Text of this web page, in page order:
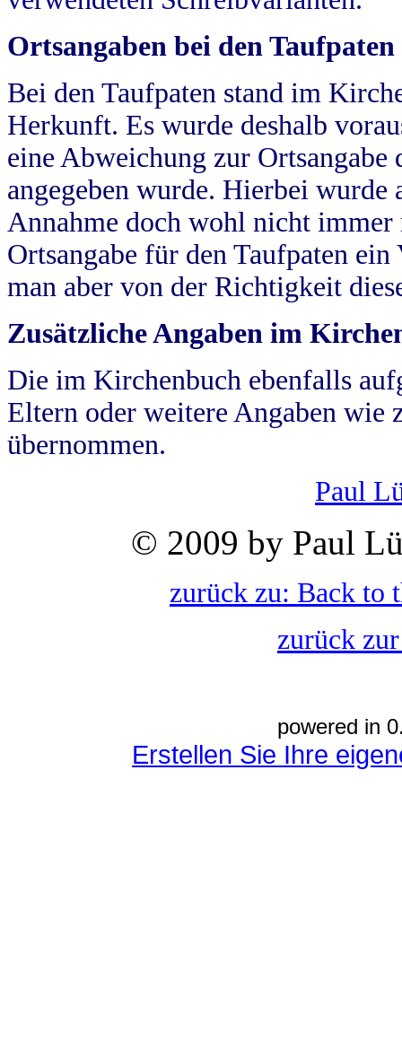
Ortsangaben bei den Taufpaten
Bei den Taufpaten stand im
Herkunft. Es wurde deshalb
eine Abweichung zur
angegeben wurde. Hierbei wurde
Annahme doch wohl nicht
Ortsangabe für den Taufpaten
man aber von der Richtigkeit
Zusätzliche Angaben im
Die im Kirchenbuch ebenfalls
Eltern oder weitere Angaben wie
übernommen.
Paul
© 2009 by Paul
zurück zu: Back to
zurück
powered in
Erstellen Sie Ihre